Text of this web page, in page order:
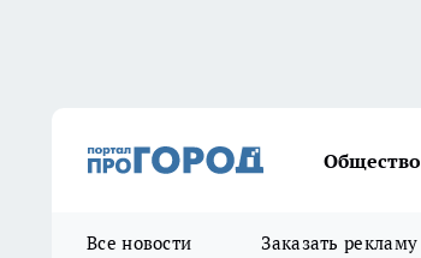
Общество
Все новости Заказать рекламу